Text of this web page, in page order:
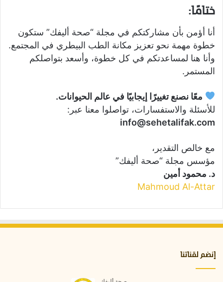
ختامًا:
أنا أؤمن بأن مشاركتكم في مجلة “صحة أليفك” ستكون
خطوة مهمة نحو تعزيز مكانة الطب البيطري في المجتمع.
وأنا هنا لمساعدتكم في كل خطوة، وأسعد بتواصلكم
المستمر.
معًا نصنع تغييرًا إيجابيًا في عالم الحيوانات.
للأسئلة والاستفسارات، تواصلوا معنا عبر:
info@sehetalifak.com
مع خالص التقدير،
مؤسس مجلة “صحة أليفك”
د. محمود أمين
Mahmoud Al-Attar
إنضم لقناتنا